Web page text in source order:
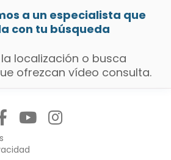
a un especialista que
con tu búsqueda
localización o busca
ofrezcan vídeo consulta.